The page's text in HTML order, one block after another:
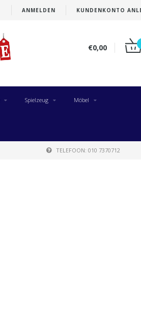
ANMELDEN KUNDENKONTO
€0,00
Spielzeug Möbel
TELEFOON: 010 7370712